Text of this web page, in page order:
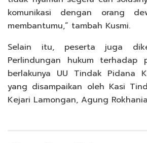
komunikasi dengan orang
membantumu,” tambah Kusmi.
Selain itu, peserta juga
Perlindungan hukum terhadap
berlakunya UU Tindak Pidana
yang disampaikan oleh Kasi
Kejari Lamongan, Agung